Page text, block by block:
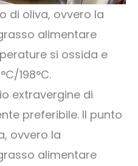
di oliva, ovvero la
alimentare
si ossida e
198°C.
extravergine di
preferibile. Il punto
ovvero la
alimentare